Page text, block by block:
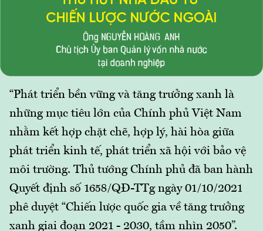
“Phát triển bền vững và tăng trưởng xanh là
những mục tiêu lớn của Chính phủ Việt Nam
nhằm kết hợp chặt chẽ, hợp lý, hài hòa giữa
phát triển kinh tế, phát triển xã hội với bảo vệ
môi trường. Thủ tướng Chính phủ đã ban hành
Quyết định số 1658/QĐ-TTg ngày 01/10/2021
phê duyệt “Chiến lược quốc gia về tăng trưởng
xanh giai đoạn 2021 - 2030, tầm nhìn 2050”.